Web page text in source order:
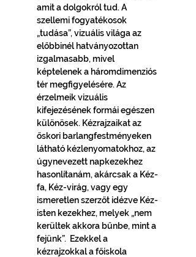
amit a dolgokról tud. A
szellemi fogyatékosok
„tudása”, vizuális világa az
előbbinél hatványozottan
izgalmasabb, mivel
képtelenek a háromdimenziós
tér megfigyelésére. Az
érzelmeik vizuális
kifejezésének formái egészen
különösek. Kézrajzaikat az
őskori barlangfestményeken
látható kézlenyomatokhoz, az
úgynevezett napkezekhez
hasonlítanám, akárcsak a Kéz-
fa, Kéz-virág, vagy egy
ismeretlen szerzőt idézve Kéz-
isten kezekhez, melyek „nem
kerültek akkora bűnbe, mint a
fejünk”.  Ezekkel a
kézrajzokkal a főiskola